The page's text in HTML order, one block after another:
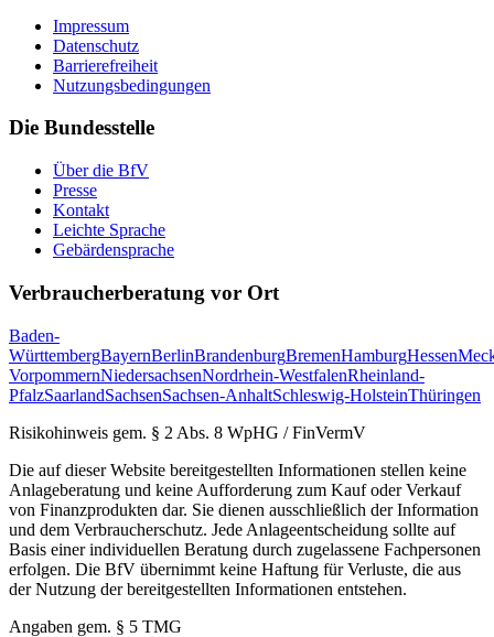
Impressum
Datenschutz
Barrierefreiheit
Nutzungsbedingungen
Die Bundesstelle
Über die BfV
Presse
Kontakt
Leichte Sprache
Gebärdensprache
Verbraucherberatung vor Ort
Baden-
WürttembergBayernBerlinBrandenburgBremenHamburgHessen
VorpommernNiedersachsenNordrhein-WestfalenRheinland-
PfalzSaarlandSachsenSachsen-AnhaltSchleswig-HolsteinThüringen
Risikohinweis gem. § 2 Abs. 8 WpHG / FinVermV
Die auf dieser Website bereitgestellten Informationen stellen keine
Anlageberatung und keine Aufforderung zum Kauf oder Verkauf
von Finanzprodukten dar. Sie dienen ausschließlich der Information
und dem Verbraucherschutz. Jede Anlageentscheidung sollte auf
Basis einer individuellen Beratung durch zugelassene Fachpersonen
erfolgen. Die BfV übernimmt keine Haftung für Verluste, die aus
der Nutzung der bereitgestellten Informationen entstehen.
Angaben gem. § 5 TMG